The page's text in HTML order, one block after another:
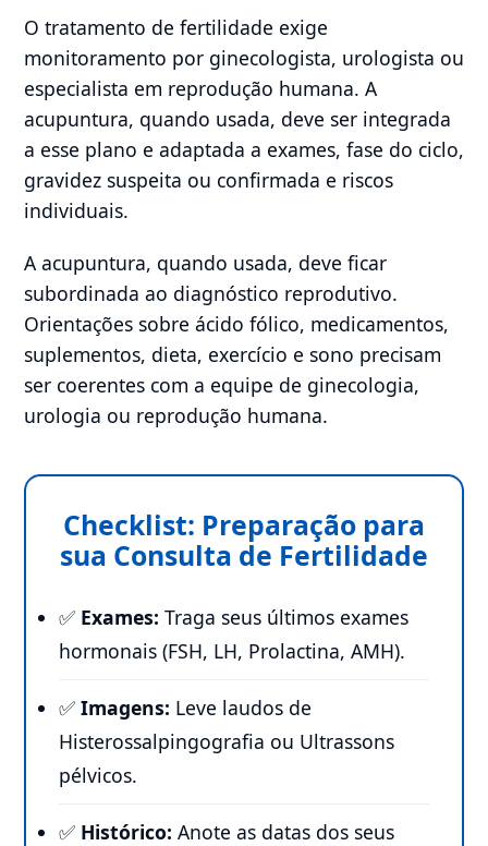
O tratamento de fertilidade exige
monitoramento por ginecologista, urologista ou
especialista em reprodução humana. A
acupuntura, quando usada, deve ser integrada
a esse plano e adaptada a exames, fase do ciclo,
gravidez suspeita ou confirmada e riscos
individuais.
A acupuntura, quando usada, deve ficar
subordinada ao diagnóstico reprodutivo.
Orientações sobre ácido fólico, medicamentos,
suplementos, dieta, exercício e sono precisam
ser coerentes com a equipe de ginecologia,
urologia ou reprodução humana.
Checklist: Preparação para
sua Consulta de Fertilidade
✅ Exames: Traga seus últimos exames
hormonais (FSH, LH, Prolactina, AMH).
✅ Imagens: Leve laudos de
Histerossalpingografia ou Ultrassons
pélvicos.
✅ Histórico: Anote as datas dos seus